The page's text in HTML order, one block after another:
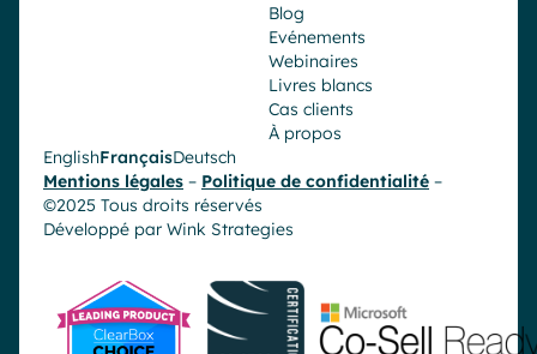
Blog
Evénements
Webinaires
Livres blancs
Cas clients
À propos
EnglishFrançaisDeutsch
Mentions légales – Politique de confidentialité –
©2025 Tous droits réservés
Développé par Wink Strategies